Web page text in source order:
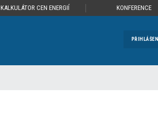
KALKULÁTOR CEN ENERGIÍ KONFERENCE
PŘIHLÁŠENÍ